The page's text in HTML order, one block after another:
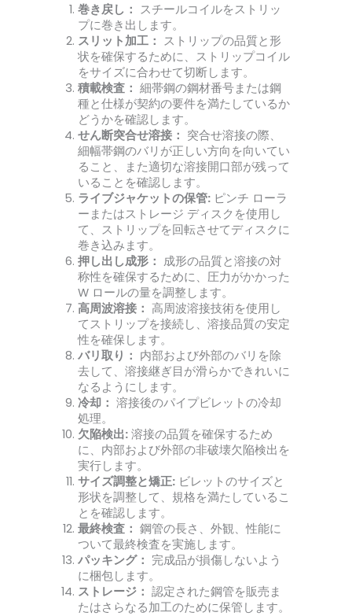
巻き戻し： スチールコイルをストリッ
プに巻き出します。
スリット加工： ストリップの品質と形
状を確保するために、ストリップコイル
をサイズに合わせて切断します。
積載検査： 細帯鋼の鋼材番号または鋼
種と仕様が契約の要件を満たしているか
どうかを確認します。
せん断突合せ溶接： 突合せ溶接の際、
細幅帯鋼のバリが正しい方向を向いてい
ること、また適切な溶接開口部が残って
いることを確認します。
ライブジャケットの保管: ピンチ ローラ
ーまたはストレージ ディスクを使用し
て、ストリップを回転させてディスクに
巻き込みます。
押し出し成形： 成形の品質と溶接の対
称性を確保するために、圧力がかかった
W ロールの量を調整します。
高周波溶接： 高周波溶接技術を使用し
てストリップを接続し、溶接品質の安定
性を確保します。
バリ取り： 内部および外部のバリを除
去して、溶接継ぎ目が滑らかできれいに
なるようにします。
冷却： 溶接後のパイプビレットの冷却
処理。
欠陥検出: 溶接の品質を確保するため
に、内部および外部の非破壊欠陥検出を
実行します。
サイズ調整と矯正: ビレットのサイズと
形状を調整して、規格を満たしているこ
とを確認します。
最終検査： 鋼管の長さ、外観、性能に
ついて最終検査を実施します。
パッキング： 完成品が損傷しないよう
に梱包します。
ストレージ： 認定された鋼管を販売ま
たはさらなる加工のために保管します。